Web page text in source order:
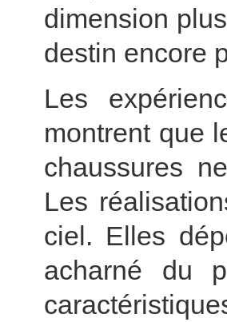
dimension
destin encore
Les
montrent que
chaussures
Les
ciel. Elles
acharné du